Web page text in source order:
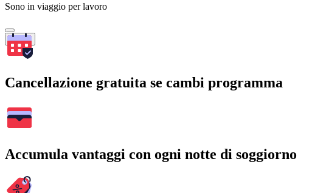
Sono in viaggio per lavoro
Cerca
Cancellazione gratuita se cambi programma
Accumula vantaggi con ogni notte di soggiorno